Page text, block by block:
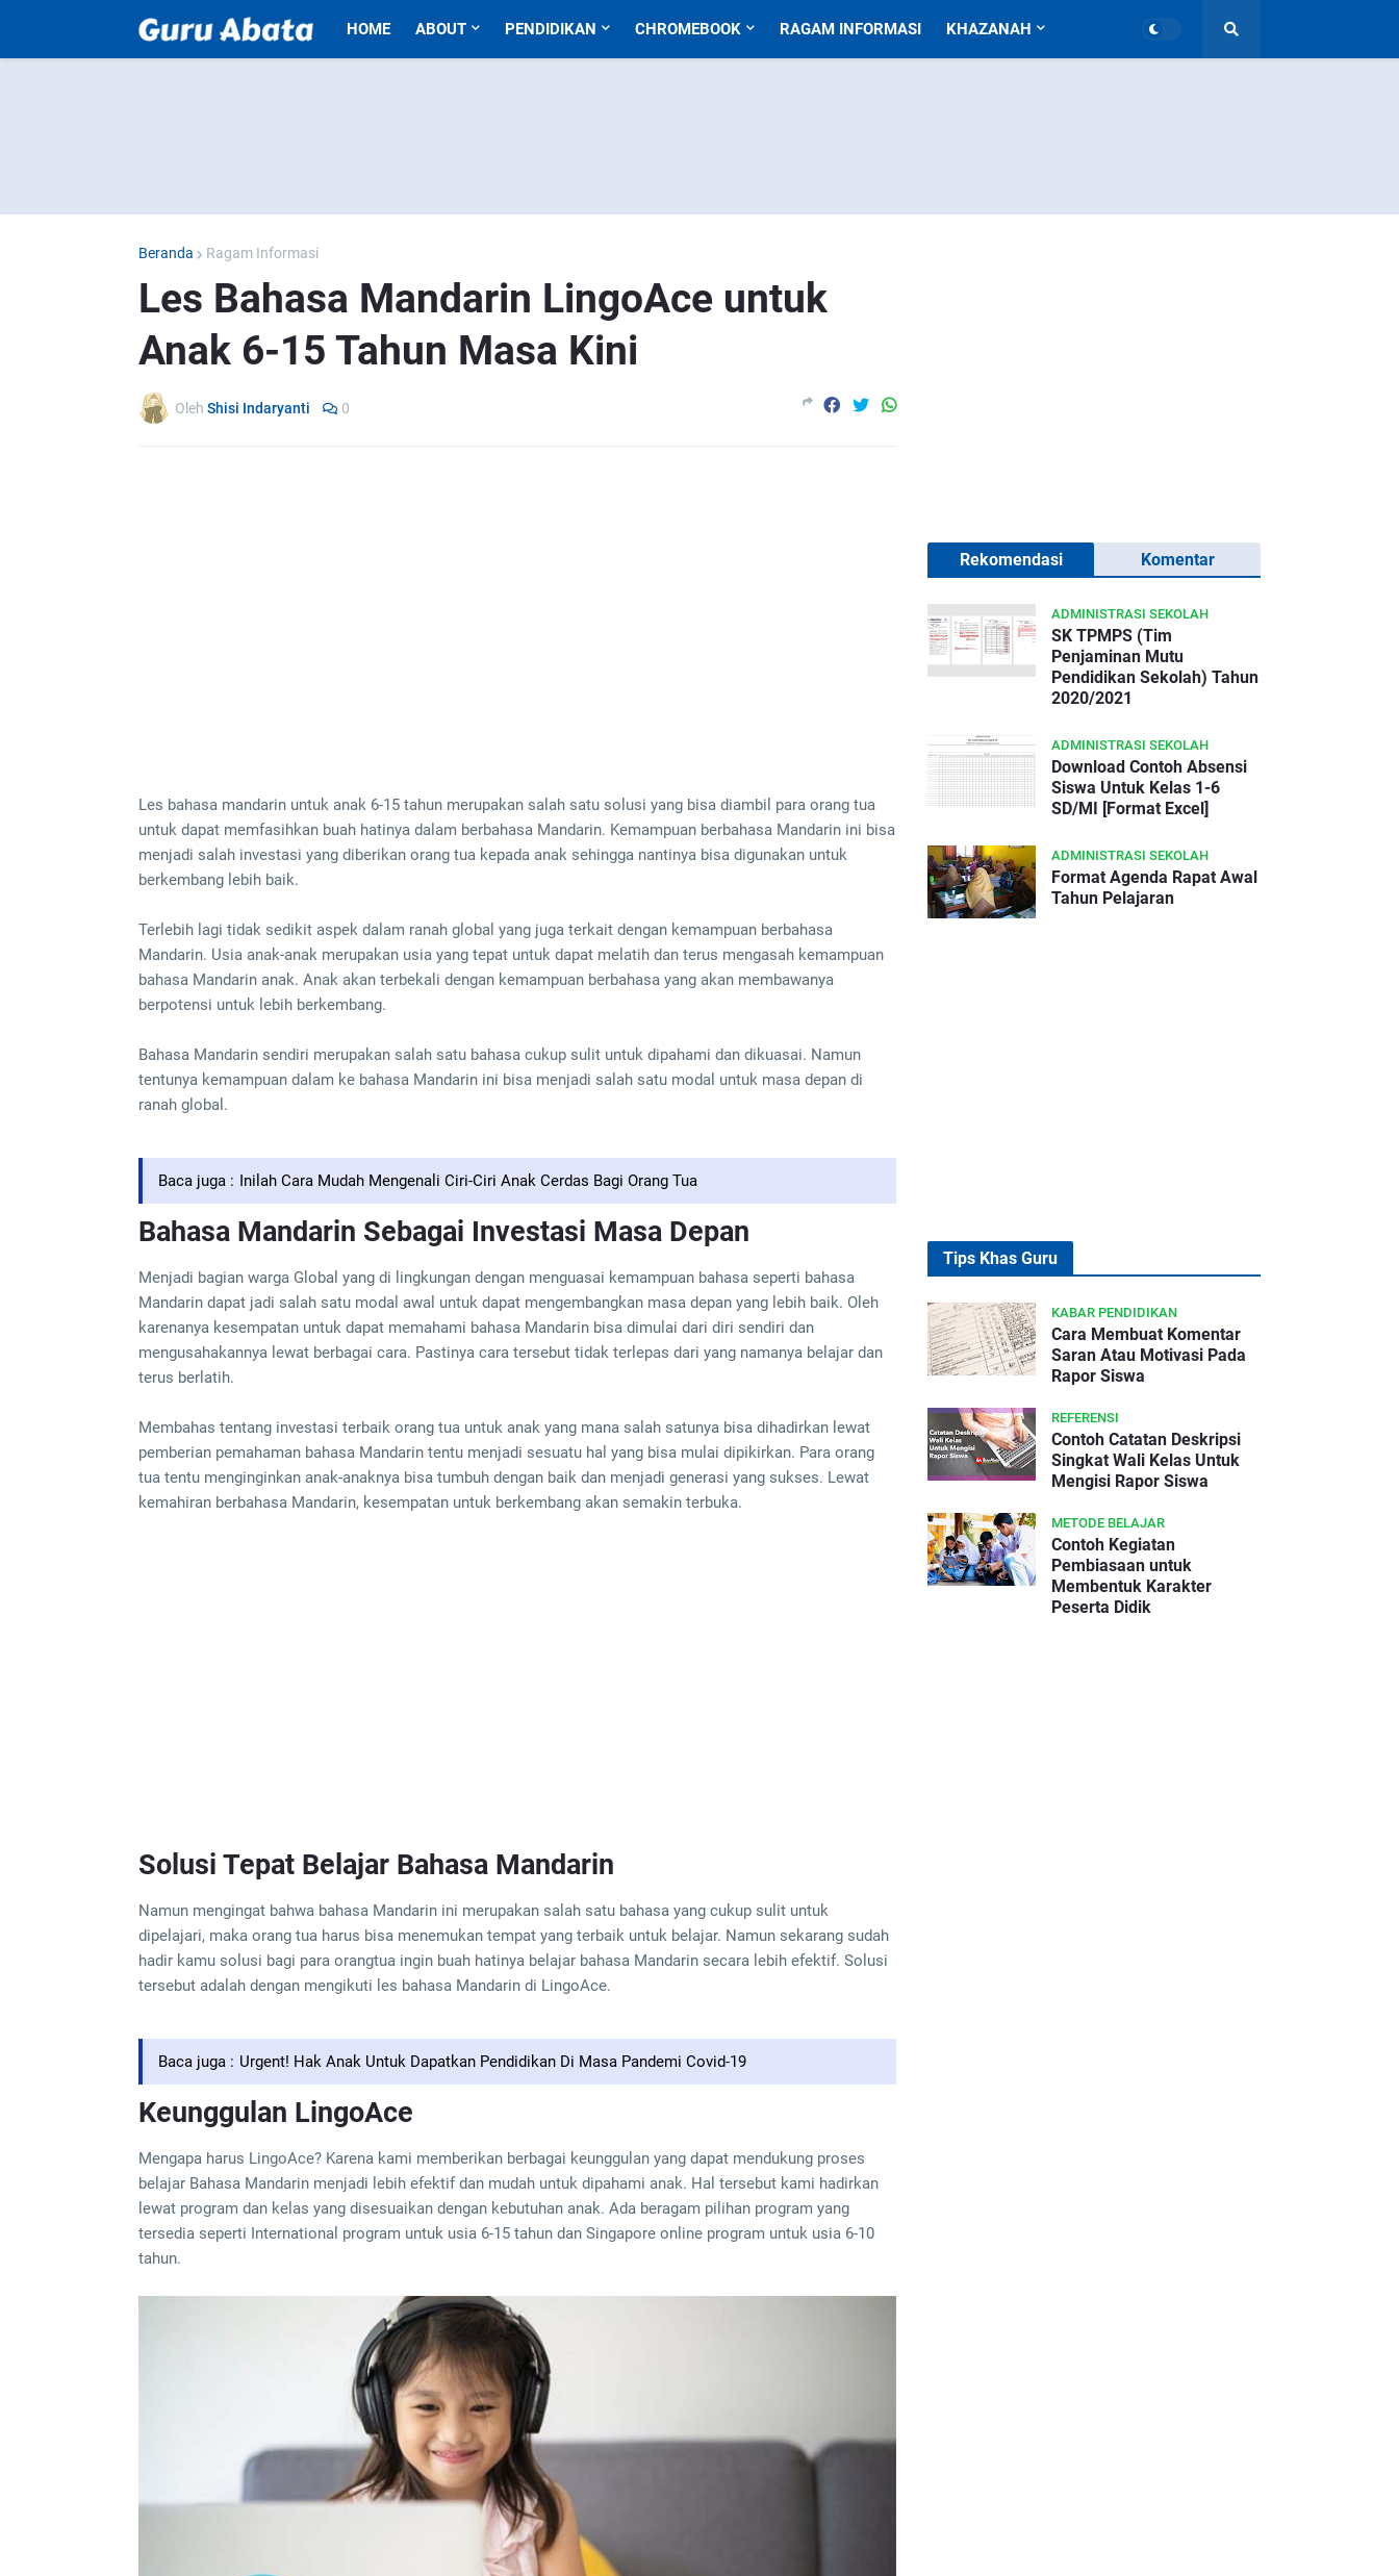
HOME ABOUT PENDIDIKAN CHROMEBOOK RAGAM INFORMASI KHAZANAH
Beranda Ragam Informasi
Les Bahasa Mandarin LingoAce untuk
Anak 6-15 Tahun Masa Kini
Oleh Shisi Indaryanti 0
Les bahasa mandarin untuk anak 6-15 tahun merupakan salah satu solusi yang bisa diambil para orang tua
untuk dapat memfasihkan buah hatinya dalam berbahasa Mandarin. Kemampuan berbahasa Mandarin ini bisa
menjadi salah investasi yang diberikan orang tua kepada anak sehingga nantinya bisa digunakan untuk
berkembang lebih baik.
Terlebih lagi tidak sedikit aspek dalam ranah global yang juga terkait dengan kemampuan berbahasa
Mandarin. Usia anak-anak merupakan usia yang tepat untuk dapat melatih dan terus mengasah kemampuan
bahasa Mandarin anak. Anak akan terbekali dengan kemampuan berbahasa yang akan membawanya
berpotensi untuk lebih berkembang.
Bahasa Mandarin sendiri merupakan salah satu bahasa cukup sulit untuk dipahami dan dikuasai. Namun
tentunya kemampuan dalam ke bahasa Mandarin ini bisa menjadi salah satu modal untuk masa depan di
ranah global.
Baca juga : Inilah Cara Mudah Mengenali Ciri-Ciri Anak Cerdas Bagi Orang Tua
Bahasa Mandarin Sebagai Investasi Masa Depan
Menjadi bagian warga Global yang di lingkungan dengan menguasai kemampuan bahasa seperti bahasa
Mandarin dapat jadi salah satu modal awal untuk dapat mengembangkan masa depan yang lebih baik. Oleh
karenanya kesempatan untuk dapat memahami bahasa Mandarin bisa dimulai dari diri sendiri dan
mengusahakannya lewat berbagai cara. Pastinya cara tersebut tidak terlepas dari yang namanya belajar dan
terus berlatih.
Membahas tentang investasi terbaik orang tua untuk anak yang mana salah satunya bisa dihadirkan lewat
pemberian pemahaman bahasa Mandarin tentu menjadi sesuatu hal yang bisa mulai dipikirkan. Para orang
tua tentu menginginkan anak-anaknya bisa tumbuh dengan baik dan menjadi generasi yang sukses. Lewat
kemahiran berbahasa Mandarin, kesempatan untuk berkembang akan semakin terbuka.
Solusi Tepat Belajar Bahasa Mandarin
Namun mengingat bahwa bahasa Mandarin ini merupakan salah satu bahasa yang cukup sulit untuk
dipelajari, maka orang tua harus bisa menemukan tempat yang terbaik untuk belajar. Namun sekarang sudah
hadir kamu solusi bagi para orangtua ingin buah hatinya belajar bahasa Mandarin secara lebih efektif. Solusi
tersebut adalah dengan mengikuti les bahasa Mandarin di LingoAce.
Baca juga : Urgent! Hak Anak Untuk Dapatkan Pendidikan Di Masa Pandemi Covid-19
Keunggulan LingoAce
Mengapa harus LingoAce? Karena kami memberikan berbagai keunggulan yang dapat mendukung proses
belajar Bahasa Mandarin menjadi lebih efektif dan mudah untuk dipahami anak. Hal tersebut kami hadirkan
lewat program dan kelas yang disesuaikan dengan kebutuhan anak. Ada beragam pilihan program yang
tersedia seperti International program untuk usia 6-15 tahun dan Singapore online program untuk usia 6-10
tahun.
Rekomendasi Komentar
ADMINISTRASI SEKOLAH
SK TPMPS (Tim
Penjaminan Mutu
Pendidikan Sekolah) Tahun
2020/2021
ADMINISTRASI SEKOLAH
Download Contoh Absensi
Siswa Untuk Kelas 1-6
SD/MI [Format Excel]
ADMINISTRASI SEKOLAH
Format Agenda Rapat Awal
Tahun Pelajaran
Tips Khas Guru
KABAR PENDIDIKAN
Cara Membuat Komentar
Saran Atau Motivasi Pada
Rapor Siswa
REFERENSI
Contoh Catatan Deskripsi
Singkat Wali Kelas Untuk
Mengisi Rapor Siswa
METODE BELAJAR
Contoh Kegiatan
Pembiasaan untuk
Membentuk Karakter
Peserta Didik